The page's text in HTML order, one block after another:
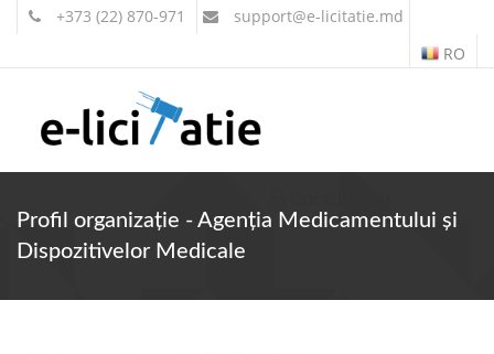
+373 (22) 870-971 support@e-licitatie.md
RO
Profil organizație - Agenția Medicamentului și
Dispozitivelor Medicale